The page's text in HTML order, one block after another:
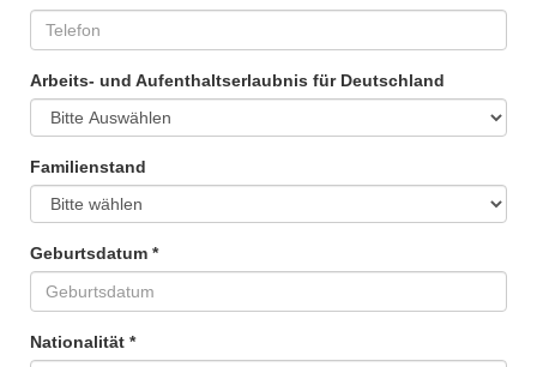
Arbeits- und Aufenthaltserlaubnis für Deutschland
Familienstand
Geburtsdatum *
Nationalität *